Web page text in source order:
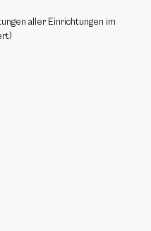
aller Einrichtungen im